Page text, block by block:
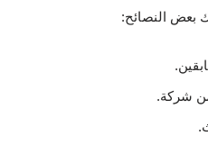
بعض النصائح:
شركة.